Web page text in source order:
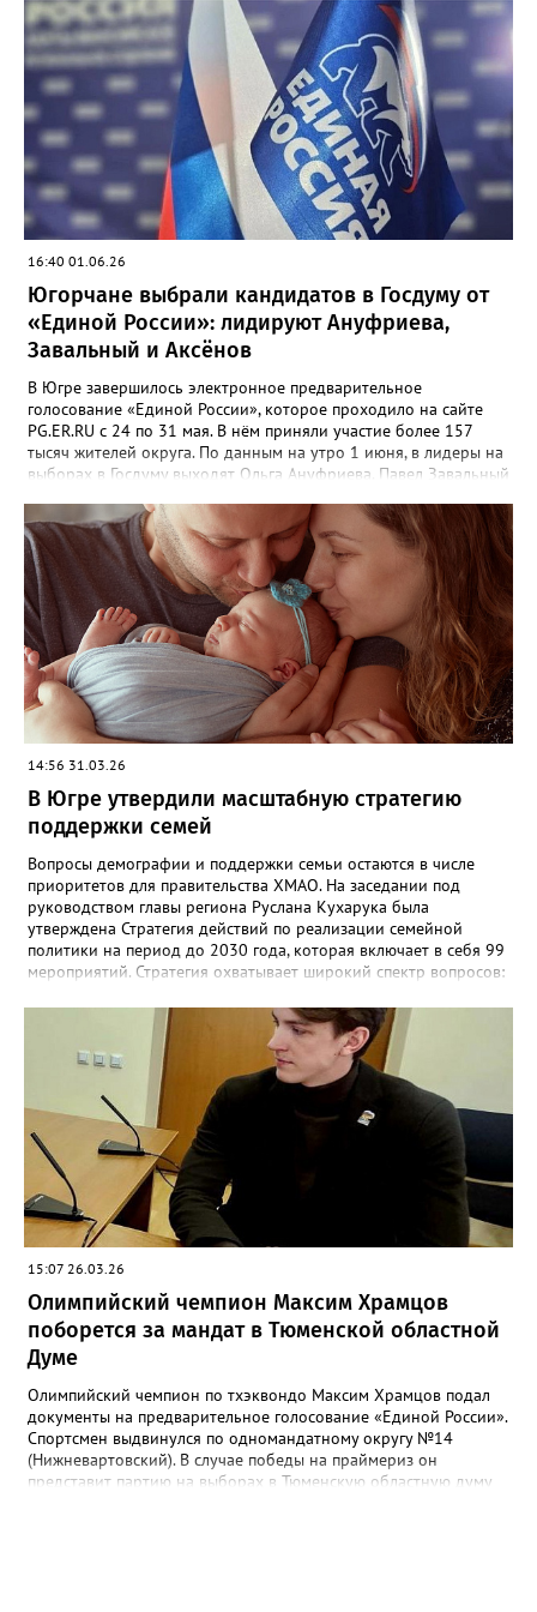
16:40 01.06.26
Югорчане выбрали кандидатов в Госдуму от
«Единой России»: лидируют Ануфриева,
Завальный и Аксёнов
В Югре завершилось электронное предварительное
голосование «Единой России», которое проходило на сайте
PG.ER.RU с 24 по 31 мая. В нём приняли участие более 157
тысяч жителей округа. По данным на утро 1 июня, в лидеры на
выборах в Госдуму выходят Ольга Ануфриева, Павел Завальный
формате. В течение недели югорчане определяли кандидатов,
которые представят партию на выборах этой осенью — в
Госдуму, Думу Югры, Тюменскую областную Думу и в органы
местного самоуправления. Глава региона Руслан Кухарук (член
президиума регионального политсовета партии) поблагодарил
жителей за участие, а региональное отделение — за слаженную
работу. — Результаты будут озвучены на итоговом заседании
организационного комитета, которое пройдёт 2 июня, —
написал он в соцсетях.
14:56 31.03.26
В Югре утвердили масштабную стратегию
поддержки семей
Вопросы демографии и поддержки семьи остаются в числе
приоритетов для правительства ХМАО. На заседании под
руководством главы региона Руслана Кухарука была
утверждена Стратегия действий по реализации семейной
политики на период до 2030 года, которая включает в себя 99
мероприятий. Стратегия охватывает широкий спектр вопросов:
экономического благосостояния домохозяйств. «Это большой
блок, включающий не только событийные мероприятия, но и, в
том числе, адресную поддержку», — подчеркнул Руслан
Кухарук. Реализация стратегии потребует изменений в
инфраструктуре: от реформы работы женских консультаций
до создания комфортных общественных пространств.
Отдельным пунктом выделена поддержка студенческих семей,
для которых в вузах будут организованы специальные сервисы
помощи.
15:07 26.03.26
Олимпийский чемпион Максим Храмцов
поборется за мандат в Тюменской областной
Думе
Олимпийский чемпион по тхэквондо Максим Храмцов подал
документы на предварительное голосование «Единой России».
Спортсмен выдвинулся по одномандатному округу №14
(Нижневартовский). В случае победы на праймериз он
представит партию на выборах в Тюменскую областную думу